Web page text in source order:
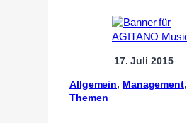
17. Juli 2015
Allgemein, Management,
Themen